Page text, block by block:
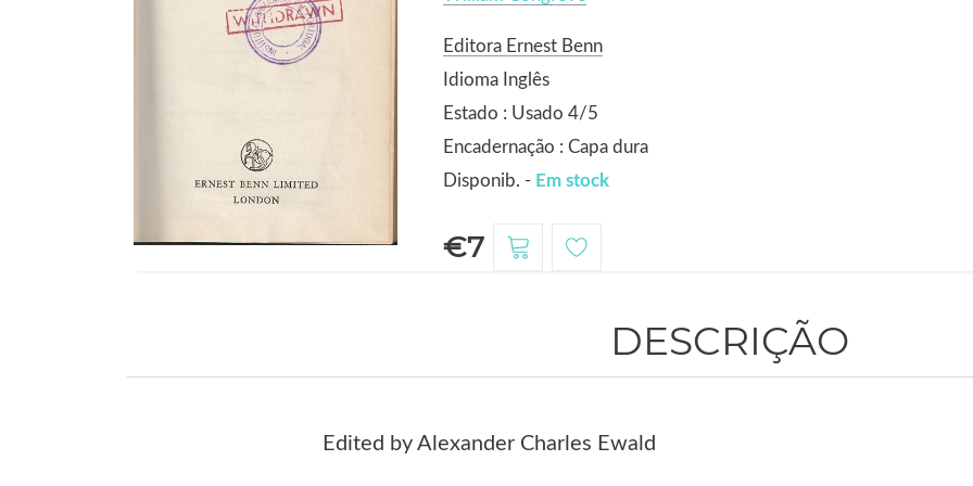
Editora Ernest Benn
Idioma Inglês
Estado : Usado 4/5
Encadernação : Capa dura
Disponib. - Em stock
€7
DESCRIÇÃO
Edited by Alexander Charles Ewald